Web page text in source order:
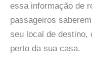
essa informação de
passageiros
seu local de destino,
perto da sua casa.